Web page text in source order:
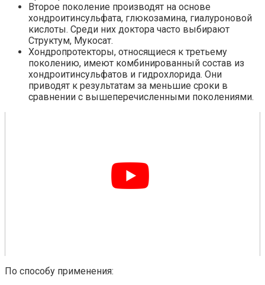
Второе поколение производят на основе
хондроитинсульфата, глюкозамина, гиалуроновой
кислоты. Среди них доктора часто выбирают
Структум, Мукосат.
Хондропротекторы, относящиеся к третьему
поколению, имеют комбинированный состав из
хондроитинсульфатов и гидрохлорида. Они
приводят к результатам за меньшие сроки в
сравнении с вышеперечисленными поколениями.
По способу применения: